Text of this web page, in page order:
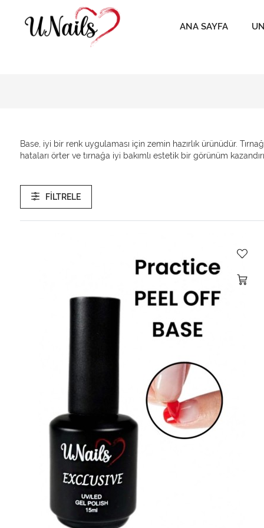
ANA SAYFA
Base, iyi bir renk uygulaması için zemin hazırlık ürünüdür.
hataları örter ve tırnağa iyi bakımlı estetik bir görünüm
Kategoriler
Base ve Renkli Base
Gel Tips
indirimli setler
Kalıcı Oje - Özel Seriler
krom ve inci tozu
Nail Art
Primer
Sticker
FILTRELE